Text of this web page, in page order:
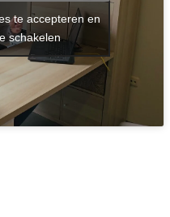
te accepteren en
schakelen